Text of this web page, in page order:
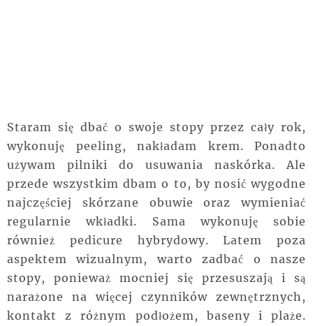
Staram się dbać o swoje stopy przez cały rok,
wykonuję peeling, nakładam krem. Ponadto
używam pilniki do usuwania naskórka. Ale
przede wszystkim dbam o to, by nosić wygodne
najczęściej skórzane obuwie oraz wymieniać
regularnie wkładki. Sama wykonuję sobie
również pedicure hybrydowy. Latem poza
aspektem wizualnym, warto zadbać o nasze
stopy, ponieważ mocniej się przesuszają i są
narażone na więcej czynników zewnętrznych,
kontakt z różnym podłożem, baseny i plaże.